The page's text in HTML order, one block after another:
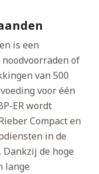
is een
of
van 500
voor één
ER wordt
Compact en
in de
de hoge
lange